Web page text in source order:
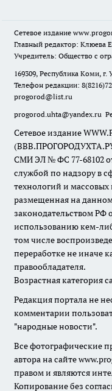
Сетевое издание
Главный редактор: Клюева
Учредитель: Общество с
169309, Республика Коми, г.
Телефон редакции:
progorod@list.ru
progorod.uhta@yandex.ru
Сетевое издание
СМИ ЭЛ № ФС 77-68102
службой по надзору в
технологий и
размещенная на данном
законодательством РФ
использованию кем-
том числе
переработке не иначе
правообладателя.
Возрастная категория
Редакция портала не
комментарии
"народные новости".
Все фотографические
автора на сайте
правом и являются
Копирование без